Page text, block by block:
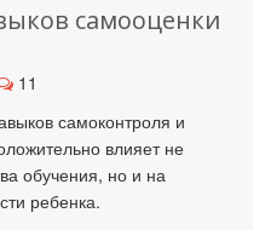
самооценки
11
самоконтроля и
влияет не
обучения, но и на
ребенка.